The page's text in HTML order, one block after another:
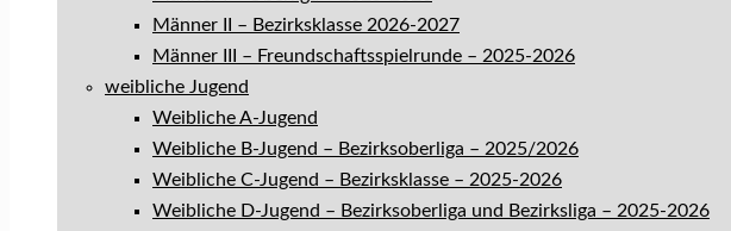
Männer II – Bezirksklasse 2026-2027
Männer III – Freundschaftsspielrunde – 2025-2026
weibliche Jugend
Weibliche A-Jugend
Weibliche B-Jugend – Bezirksoberliga – 2025/2026
Weibliche C-Jugend – Bezirksklasse – 2025-2026
Weibliche D-Jugend – Bezirksoberliga und Bezirksliga – 2025-2026